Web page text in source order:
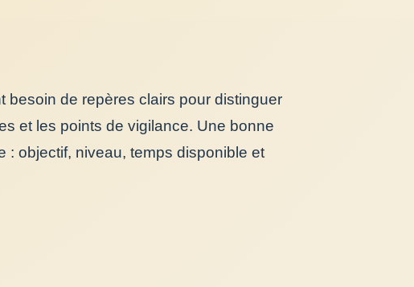
besoin de repères clairs pour distinguer
et les points de vigilance. Une bonne
: objectif, niveau, temps disponible et